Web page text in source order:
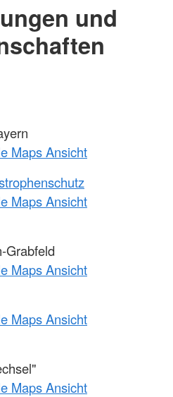
und
Maps Ansicht
Maps Ansicht
Grabfeld
Maps Ansicht
Maps Ansicht
Maps Ansicht